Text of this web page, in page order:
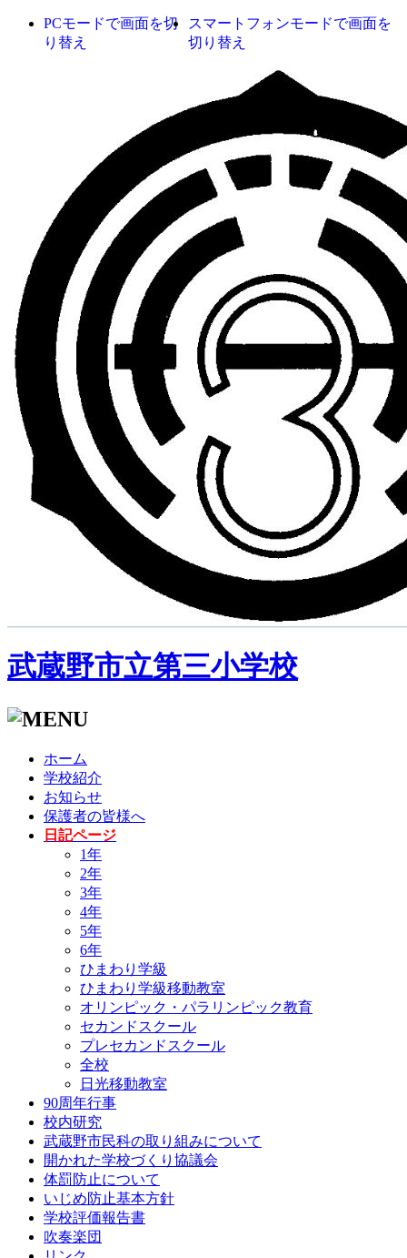
PCモードで画面を切
り替え
スマートフォンモードで画面を
切り替え
武蔵野市立第三小学校
ホーム
学校紹介
お知らせ
保護者の皆様へ
日記ページ
1年
2年
3年
4年
5年
6年
ひまわり学級
ひまわり学級移動教室
オリンピック・パラリンピック教育
セカンドスクール
プレセカンドスクール
全校
日光移動教室
90周年行事
校内研究
武蔵野市民科の取り組みについて
開かれた学校づくり協議会
体罰防止について
いじめ防止基本方針
学校評価報告書
吹奏楽団